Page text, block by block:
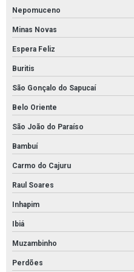
Kit sopep para contenção de
Manta absorvente hidrofóbica para
Manta absorvente industrial
Manta absorvente para
Manta absorvente para indústrias
Manta absorvente para
Manta absorvente para petróleo
Manta absorvente para vazamento
Manta absorvente petróleo e
Manta de absorção de óleo
Manta de contenção de óleo
Nepomuceno
Minas Novas
Espera Feliz
Buritis
São Gonçalo do Sapucaí
Belo Oriente
São João do Paraíso
Bambuí
Carmo do Cajuru
Raul Soares
Inhapim
Ibiá
Muzambinho
Perdões